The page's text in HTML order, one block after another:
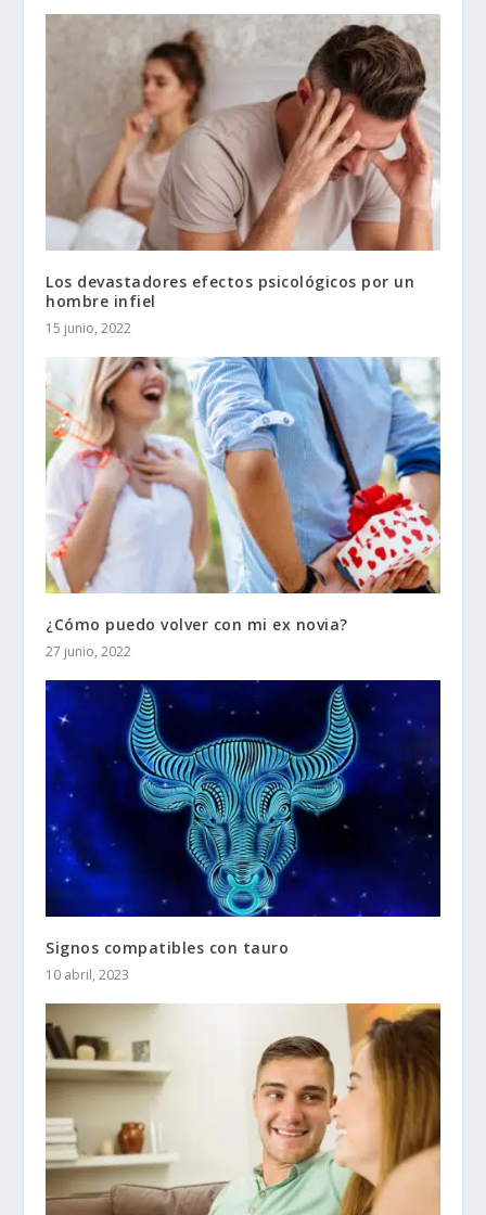
Los devastadores efectos psicológicos por un
hombre infiel
15 junio, 2022
¿Cómo puedo volver con mi ex novia?
27 junio, 2022
Signos compatibles con tauro
10 abril, 2023